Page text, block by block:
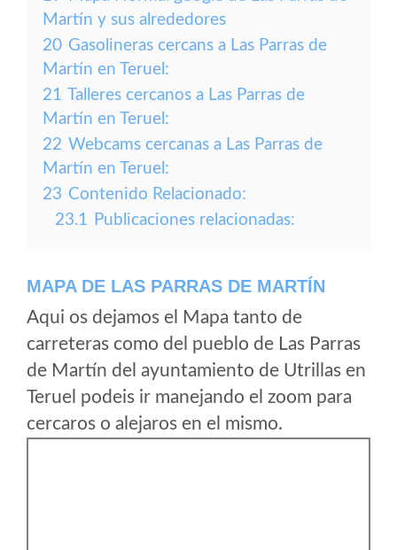
Martín y sus alrededores
20 Gasolineras cercans a Las Parras de
Martín en Teruel:
21 Talleres cercanos a Las Parras de
Martín en Teruel:
22 Webcams cercanas a Las Parras de
Martín en Teruel:
23 Contenido Relacionado:
23.1 Publicaciones relacionadas:
MAPA DE LAS PARRAS DE MARTÍN
Aqui os dejamos el Mapa tanto de
carreteras como del pueblo de Las Parras
de Martín del ayuntamiento de Utrillas en
Teruel podeis ir manejando el zoom para
cercaros o alejaros en el mismo.